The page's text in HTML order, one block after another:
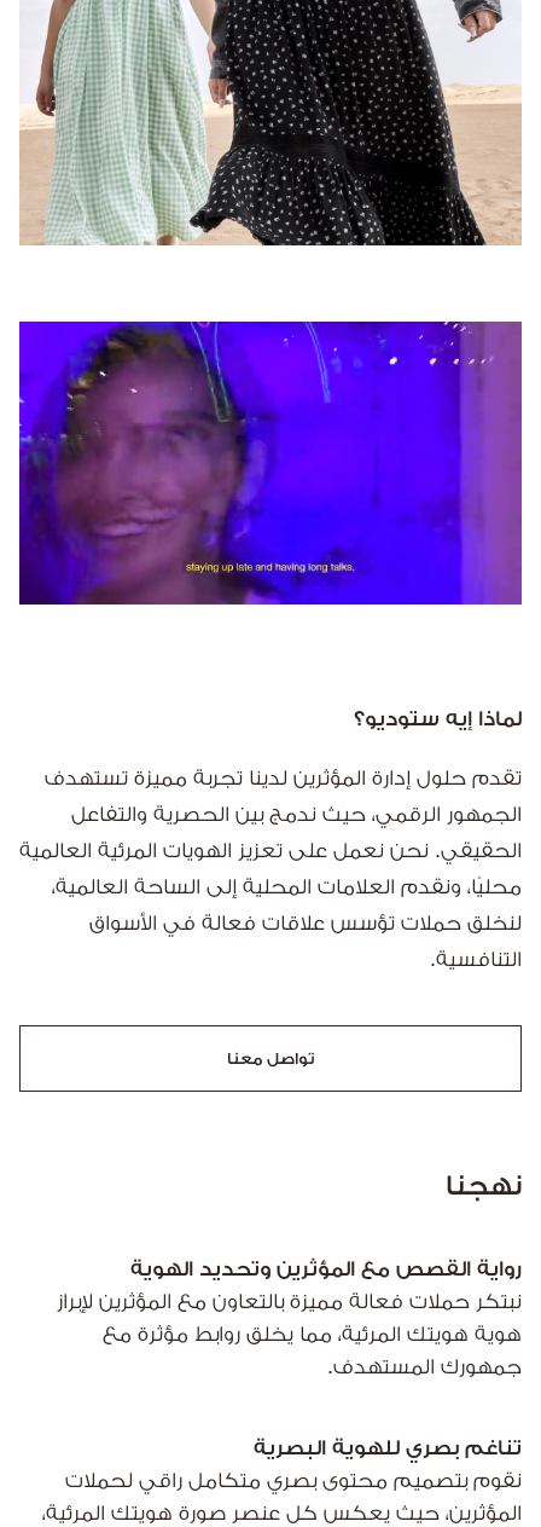
لماذا إيه ستوديو؟
تقدم حلول إدارة المؤثرين لدينا تجربة مميزة تستهدف
الجمهور الرقمي، حيث ندمج بين الحصرية والتفاعل
الحقيقي. نحن نعمل على تعزيز الهويات المرئية العالمية
محليًا، ونقدم العلامات المحلية إلى الساحة العالمية،
لنخلق حملات تؤسس علاقات فعالة في الأسواق
التنافسية.
تواصل معنا
نهجنا
رواية القصص مع المؤثرين وتحديد الهوية
نبتكر حملات فعالة مميزة بالتعاون مع المؤثرين لإبراز
هوية هويتك المرئية، مما يخلق روابط مؤثرة مع
جمهورك المستهدف.
تناغم بصري للهوية البصرية
نقوم بتصميم محتوى بصري متكامل راقي لحملات
المؤثرين، حيث يعكس كل عنصر صورة هويتك المرئية،